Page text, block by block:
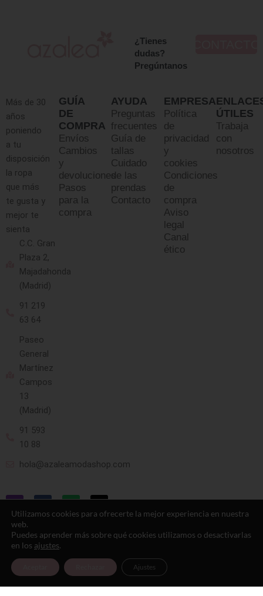
¿Tienes
dudas?
Pregúntanos
Más de 30
años
poniendo
a tu
disposición
la ropa
que más
te gusta y
mejor te
sienta
C.C. Gran
Plaza 2,
Majadahonda
(Madrid)
91 219
63 64
Paseo
General
Martínez
Campos
13
(Madrid)
91 593
10 88
hola@azaleamodashop.com
GUÍA
DE
COMPRA
Envíos
Cambios
y
devoluciones
Pasos
para la
compra
AYUDA
Preguntas
frecuentes
Guía de
tallas
Cuidado
de las
prendas
Contacto
EMPRESA
Política
de
privacidad
y
cookies
Condiciones
de
compra
Aviso
legal
Canal
ético
ÚTILES
Trabaja
con
nosotros
© 2025, azaleamodashop. Todos los
derechos reservados.
Utilizamos cookies para ofrecerte la mejor experiencia en nuestra
web.
Puedes aprender más sobre qué cookies utilizamos o desactivarlas
en los ajustes.
Ajustes